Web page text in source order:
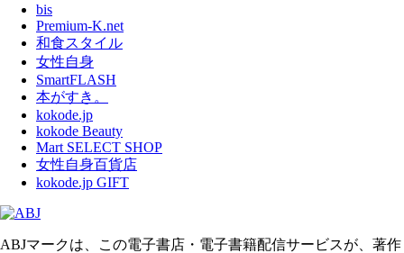
bis
Premium-K.net
和食スタイル
女性自身
SmartFLASH
本がすき。
kokode.jp
kokode Beauty
Mart SELECT SHOP
女性自身百貨店
kokode.jp GIFT
ABJマークは、この電子書店・電子書籍配信サービスが、著作